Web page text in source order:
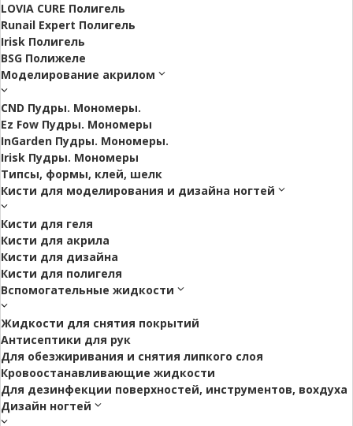
LOVIA CURE Полигель
Runail Expert Полигель
Irisk Полигель
BSG Полижеле
Моделирование акрилом
CND Пудры. Мономеры.
Ez Fow Пудры. Мономеры
InGarden Пудры. Мономеры.
Irisk Пудры. Мономеры
Типсы, формы, клей, шелк
Кисти для моделирования и дизайна ногтей
Кисти для геля
Кисти для акрила
Кисти для дизайна
Кисти для полигеля
Вспомогательные жидкости
Жидкости для снятия покрытий
Антисептики для рук
Для обезжиривания и снятия липкого слоя
Кровоостанавливающие жидкости
Для дезинфекции поверхностей, инструментов, вохдуха
Дизайн ногтей